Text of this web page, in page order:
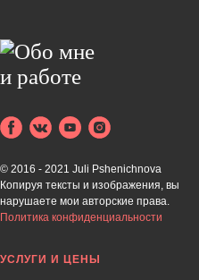
© 2016 - 2021 Juli Pshenichnova
Копируя тексты и изображения, вы
нарушаете мои авторские права.
Политика конфиденциальности
УСЛУГИ И ЦЕНЫ